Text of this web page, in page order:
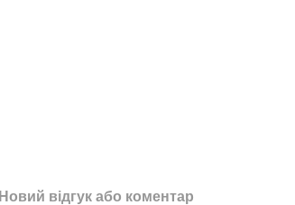
Новий відгук або коментар